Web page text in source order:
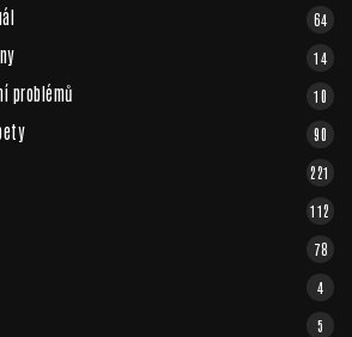
64
14
problémů 10
90
221
112
78
4
5